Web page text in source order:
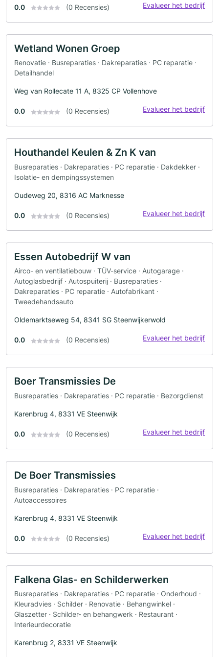
0.0 (0 Recensies) Evalueer het bedrijf
Wetland Wonen Groep
Renovatie · Busreparaties · Dakreparaties · PC reparatie ·
Detailhandel
Weg van Rollecate 11 A, 8325 CP Vollenhove
0.0 (0 Recensies) Evalueer het bedrijf
Houthandel Keulen & Zn K van
Busreparaties · Dakreparaties · PC reparatie · Dakdekker ·
Isolatie- en dempingssystemen
Oudeweg 20, 8316 AC Marknesse
0.0 (0 Recensies) Evalueer het bedrijf
Essen Autobedrijf W van
Airco- en ventilatiebouw · TÜV-service · Autogarage ·
Autoglasbedrijf · Autospuiterij · Busreparaties ·
Dakreparaties · PC reparatie · Autofabrikant ·
Tweedehandsauto
Oldemarktseweg 54, 8341 SG Steenwijkerwold
0.0 (0 Recensies) Evalueer het bedrijf
Boer Transmissies De
Busreparaties · Dakreparaties · PC reparatie · Bezorgdienst
Karenbrug 4, 8331 VE Steenwijk
0.0 (0 Recensies) Evalueer het bedrijf
De Boer Transmissies
Busreparaties · Dakreparaties · PC reparatie ·
Autoaccessoires
Karenbrug 4, 8331 VE Steenwijk
0.0 (0 Recensies) Evalueer het bedrijf
Falkena Glas- en Schilderwerken
Busreparaties · Dakreparaties · PC reparatie · Onderhoud ·
Kleuradvies · Schilder · Renovatie · Behangwinkel ·
Glaszetter · Schilder- en behangwerk · Restaurant ·
Interieurdecoratie
Karenbrug 2, 8331 VE Steenwijk